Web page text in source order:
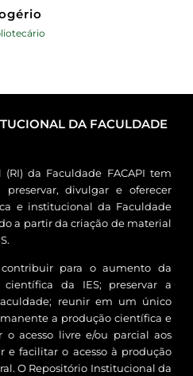
DA FACULDADE
da Faculdade FACAPI tem
preservar, divulgar e oferecer
e institucional da Faculdade
a partir da criação de material
contribuir para o aumento da
da IES; preservar a
reunir em um único
a produção científica e
o acesso livre e/ou parcial aos
e facilitar o acesso à produção
O Repositório Institucional da